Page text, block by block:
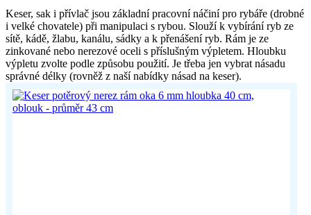
Keser, sak i přívlač jsou základní pracovní náčiní pro rybáře (drobné
i velké chovatele) při manipulaci s rybou. Slouží k vybírání ryb ze
sítě, kádě, žlabu, kanálu, sádky a k přenášení ryb. Rám je ze
zinkované nebo nerezové oceli s příslušným výpletem. Hloubku
výpletu zvolte podle způsobu použití. Je třeba jen vybrat násadu
správné délky (rovněž z naší nabídky násad na keser).